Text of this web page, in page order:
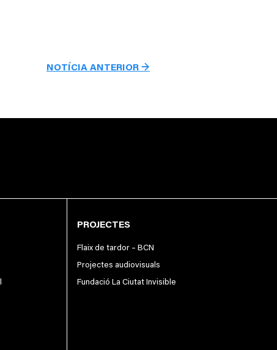
NOTÍCIA ANTERIOR →
PROJECTES
Flaix de tardor – BCN
Projectes audiovisuals
Fundació La Ciutat Invisible